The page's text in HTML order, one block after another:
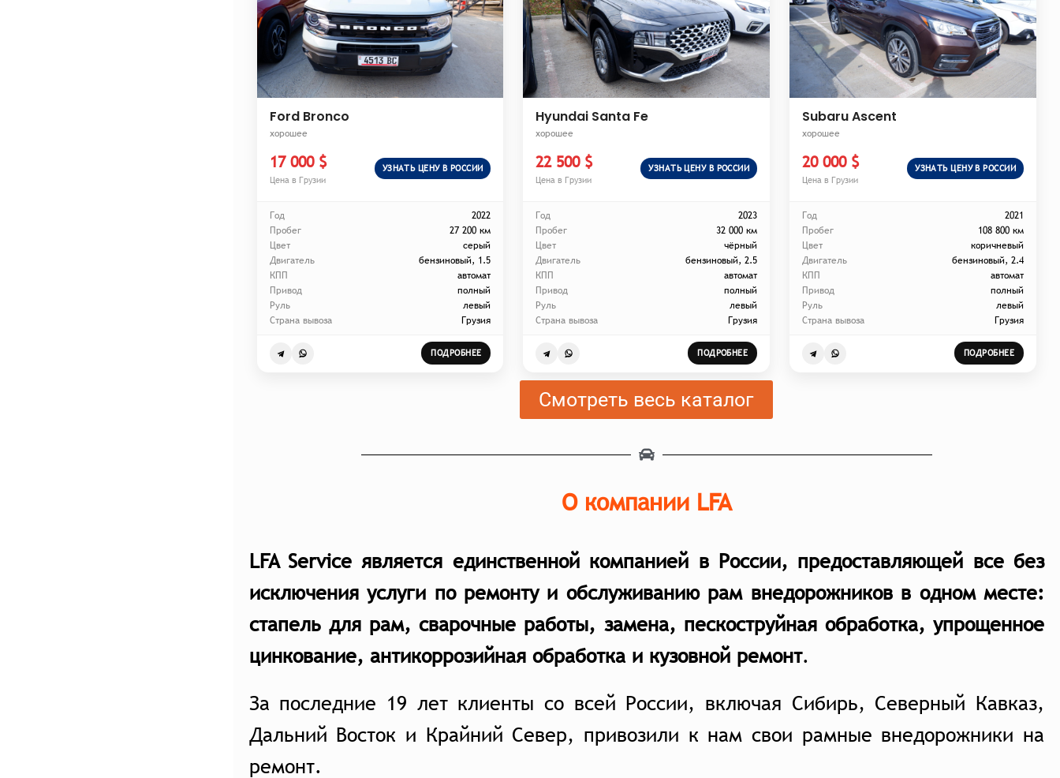
Ford Bronco
хорошее
17 000 $
Цена в Грузии
УЗНАТЬ ЦЕНУ В РОССИИ
Год
2022
Пробег
27 200 км
Цвет
серый
Двигатель
бензиновый, 1.5
КПП
автомат
Привод
полный
Руль
левый
Страна вывоза
Грузия
ПОДРОБНЕЕ
Hyundai Santa Fe
хорошее
22 500 $
Цена в Грузии
УЗНАТЬ ЦЕНУ В РОССИИ
Год
2023
Пробег
32 000 км
Цвет
чёрный
Двигатель
бензиновый, 2.5
КПП
автомат
Привод
полный
Руль
левый
Страна вывоза
Грузия
ПОДРОБНЕЕ
Subaru Ascent
хорошее
20 000 $
Цена в Грузии
УЗНАТЬ ЦЕНУ В РОССИИ
Год
2021
Пробег
108 800 км
Цвет
коричневый
Двигатель
бензиновый, 2.4
КПП
автомат
Привод
полный
Руль
левый
Страна вывоза
Грузия
ПОДРОБНЕЕ
Смотреть весь каталог
О компании LFA
LFA Service является единственной компанией в России, предоставляющей все без
исключения услуги по ремонту и обслуживанию рам внедорожников в одном месте:
стапель для рам, сварочные работы, замена, пескоструйная обработка, упрощенное
цинкование, антикоррозийная обработка и кузовной ремонт.
За последние 19 лет клиенты со всей России, включая Сибирь, Северный Кавказ,
Дальний Восток и Крайний Север, привозили к нам свои рамные внедорожники на
ремонт.